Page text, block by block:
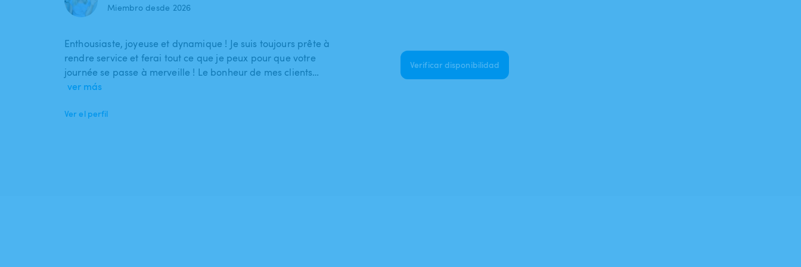
Miembro desde 2026
Enthousiaste, joyeuse et dynamique ! Je suis toujours prête à
rendre service et ferai tout ce que je peux pour que votre
journée se passe à merveille ! Le bonheur de mes clients…
ver más
Ver el perfil
Verificar disponibilidad